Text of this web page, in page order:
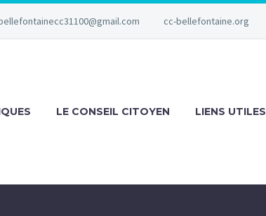
cc-bellefontaine.org
LE CONSEIL CITOYEN LIENS UTILES